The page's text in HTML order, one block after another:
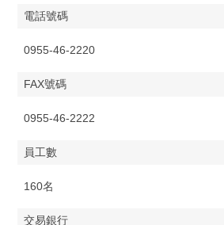
電話號碼
0955-46-2220
FAX號碼
0955-46-2222
員工數
160名
交易銀行